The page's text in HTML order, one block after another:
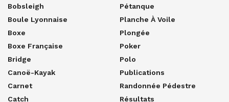
Bobsleigh
Boule Lyonnaise
Boxe
Boxe Française
Bridge
Canoë-Kayak
Carnet
Catch
Pétanque
Planche À Voile
Plongée
Poker
Polo
Publications
Randonnée Pédestre
Résultats